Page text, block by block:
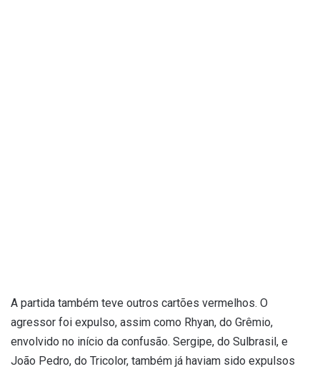
A partida também teve outros cartões vermelhos. O
agressor foi expulso, assim como Rhyan, do Grêmio,
envolvido no início da confusão. Sergipe, do Sulbrasil, e
João Pedro, do Tricolor, também já haviam sido expulsos